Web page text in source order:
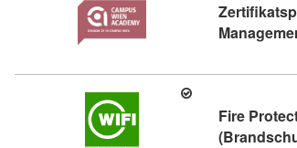
Fire